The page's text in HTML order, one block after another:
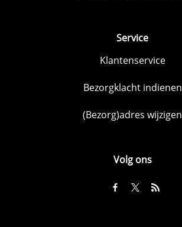
Service
Klantenservice
Bezorgklacht indienen
(Bezorg)adres wijzigen
Volg ons